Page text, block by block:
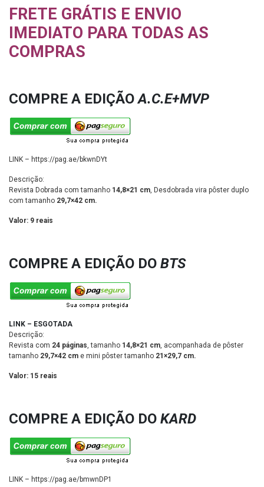
FRETE GRÁTIS E ENVIO
IMEDIATO PARA TODAS AS
COMPRAS
COMPRE A EDIÇÃOA.C.E+MVP
LINK – https://pag.ae/bkwnDYt
Descrição:
Revista Dobrada com tamanho 14,8×21 cm, Desdobrada vira pôster duplo
com tamanho 29,7×42 cm.
Valor: 9 reais
COMPRE A EDIÇÃO DO BTS
LINK – ESGOTADA
Descrição:
Revista com 24 páginas, tamanho 14,8×21 cm, acompanhada de pôster
tamanho 29,7×42 cm e mini pôster tamanho 21×29,7 cm.
Valor: 15 reais
COMPRE A EDIÇÃO DO KARD
LINK – https://pag.ae/bmwnDP1